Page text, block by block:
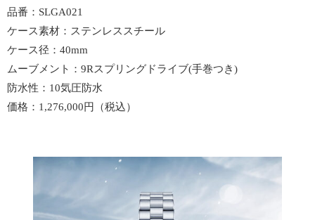
品番：SLGA021
ケース素材：ステンレススチール
ケース径：40mm
ムーブメント：9Rスプリングドライブ(手巻つき)
防水性：10気圧防水
価格：1,276,000円（税込）